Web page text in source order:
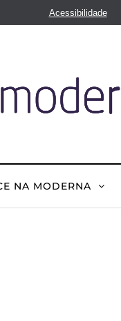
Acessibilidade
NA MODERNA